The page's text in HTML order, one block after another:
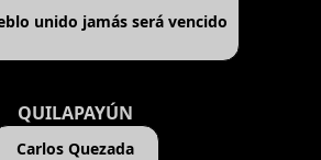
unido jamás será vencido
QUILAPAYÚN
Carlos Quezada